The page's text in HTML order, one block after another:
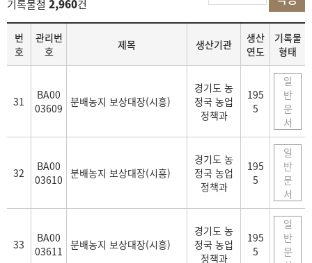
기록물철 2,960건
목
록
번
호
관리번
호
제목 생산기관
생산
연도
기록물
형태
31
BA00
03609 분배농지 보상대장(시흥)
경기도 농
정국 농업
정책과
195
5
일
반
문
서
32
BA00
03610 분배농지 보상대장(시흥)
경기도 농
정국 농업
정책과
195
5
일
반
문
서
33
BA00
03611 분배농지 보상대장(시흥)
경기도 농
정국 농업
정책과
195
5
일
반
문